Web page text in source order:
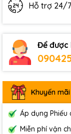
Hỗ trợ 24/7
Để được
Khuyến
Áp dụng
Miễn phí vận